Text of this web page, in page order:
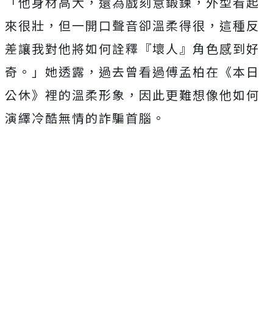
來很壯，但一開口聲音卻溫柔得很，這種反
差讓我對他將如何詮釋『壞人』角色感到好
奇。」她透露，過去曾看過傅孟柏在《本日
公休》裡的溫柔形象，因此更難想像他如何
演繹冷酷無情的詐騙首腦。